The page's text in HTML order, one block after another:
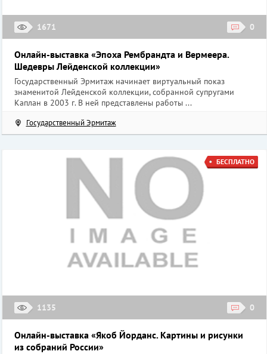
1671 0
Онлайн-выставка «Эпоха Рембрандта и Вермеера.
Шедевры Лейденской коллекции»
Государственный Эрмитаж начинает виртуальный показ
знаменитой Лейденской коллекции, собранной супругами
Каплан в 2003 г. В ней представлены работы ...
Государственный Эрмитаж
1135 0
БЕСПЛАТНО
Онлайн-выставка «Якоб Йорданс. Картины и рисунки
из собраний России»